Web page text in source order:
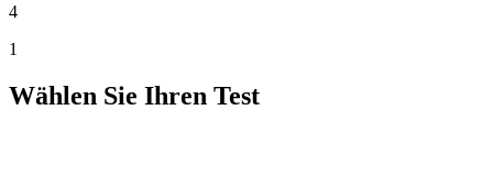
4
1
Wählen Sie Ihren Test